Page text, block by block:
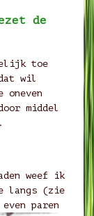
de
toe
wil
middel
weef ik
langs (zie
even paren